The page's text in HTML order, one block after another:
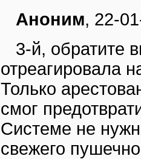
Аноним, 22-
3-й, обратите
отреагировала
Только
смог
Системе не
свежего